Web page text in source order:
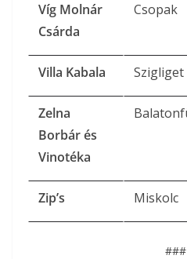
Víg Molnár
Csárda
Csopak
Villa Kabala Szigliget
Zelna
Borbár és
Vinotéka
Zip’s Miskolc
###